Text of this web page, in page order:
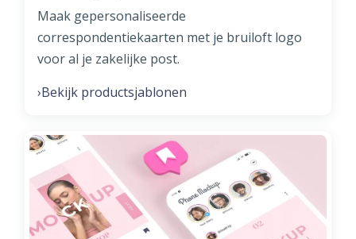
Maak gepersonaliseerde
correspondentiekaarten met je bruiloft logo
voor al je zakelijke post.
›Bekijk productsjablonen